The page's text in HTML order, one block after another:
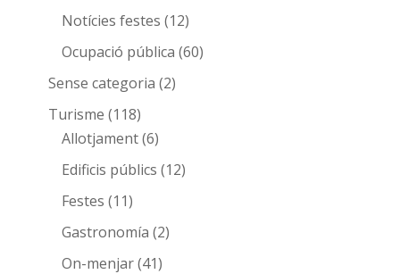
Notícies festes (12)
Ocupació pública (60)
Sense categoria (2)
Turisme (118)
Allotjament(6)
Edificis públics (12)
Festes (11)
Gastronomía (2)
On-menjar(41)